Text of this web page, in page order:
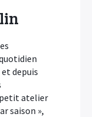
et depuis
petit atelier
saison »,